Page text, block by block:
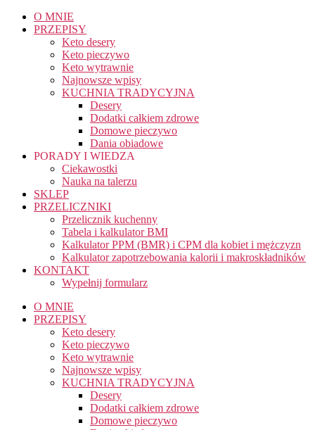
O MNIE
PRZEPISY
Keto desery
Keto pieczywo
Keto wytrawnie
Najnowsze wpisy
KUCHNIA TRADYCYJNA
Desery
Dodatki całkiem zdrowe
Domowe pieczywo
Dania obiadowe
PORADY I WIEDZA
Ciekawostki
Nauka na talerzu
SKLEP
PRZELICZNIKI
Przelicznik kuchenny
Tabela i kalkulator BMI
Kalkulator PPM (BMR) i CPM dla kobiet i mężczyzn
Kalkulator zapotrzebowania kalorii i makroskładników
KONTAKT
Wypełnij formularz
O MNIE
PRZEPISY
Keto desery
Keto pieczywo
Keto wytrawnie
Najnowsze wpisy
KUCHNIA TRADYCYJNA
Desery
Dodatki całkiem zdrowe
Domowe pieczywo